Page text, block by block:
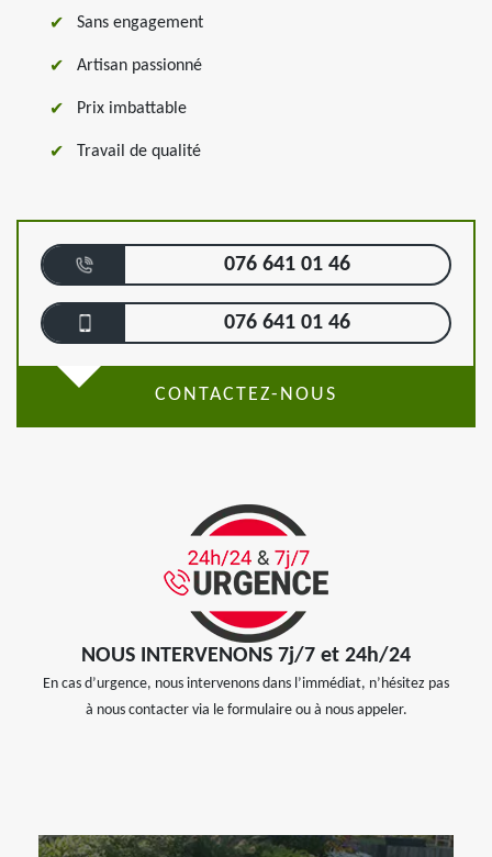
Sans engagement
Artisan passionné
Prix imbattable
Travail de qualité
076 641 01 46
076 641 01 46
CONTACTEZ-NOUS
NOUS INTERVENONS 7j/7 et 24h/24
En cas d’urgence, nous intervenons dans l’immédiat, n’hésitez pas
à nous contacter via le formulaire ou à nous appeler.